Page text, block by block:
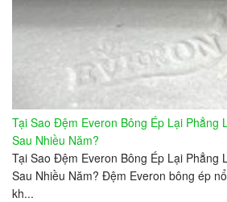
Tại Sao Đệm Everon Bông Ép Lại Phẳng
Sau Nhiều Năm?
Tại Sao Đệm Everon Bông Ép Lại Phẳng
Sau Nhiều Năm? Đệm Everon bông ép
kh...